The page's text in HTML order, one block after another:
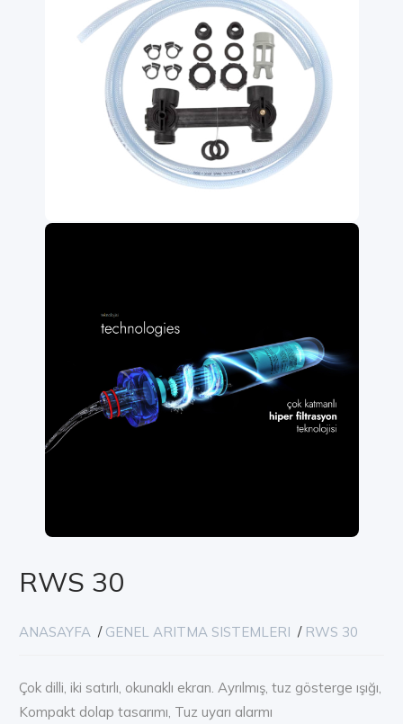
RWS 30
ANASAYFA / GENEL ARITMA SISTEMLERI / RWS 30
Çok dilli, iki satırlı, okunaklı ekran. Ayrılmış, tuz gösterge ışığı,
Kompakt dolap tasarımı, Tuz uyarı alarmı